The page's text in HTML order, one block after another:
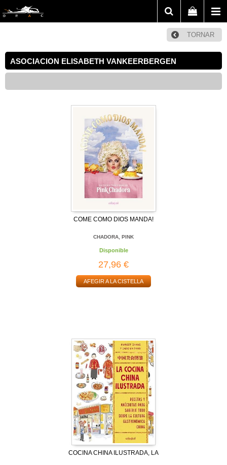
TORNAR
ASOCIACION ELISABETH VANKEERBERGEN
COME COMO DIOS MANDA!
CHADORA, PINK
Disponible
27,96 €
AFEGIR A LA CISTELLA
COCINA CHINA ILUSTRADA, LA